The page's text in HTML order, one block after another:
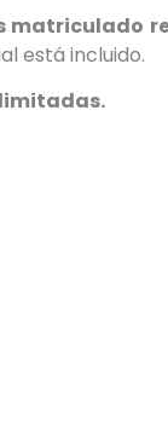
matriculado
está incluido.
limitadas.